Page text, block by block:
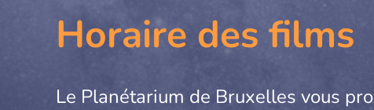
Horaire des films
Le Planétarium de Bruxelles vous